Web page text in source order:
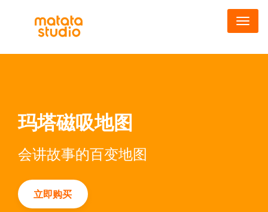
主
玛塔磁吸地图
会讲故事的百变地图
立即购买